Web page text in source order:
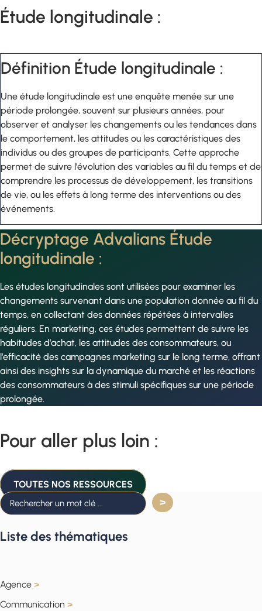
Étude longitudinale :
Définition Étude longitudinale :
Une étude longitudinale est une enquête menée sur une
période prolongée, souvent sur plusieurs années, pour
observer et analyser les changements ou les tendances dans
le comportement, les attitudes ou les caractéristiques des
individus ou des groupes de participants. Cette approche
permet de suivre l’évolution des variables au fil du temps et de
comprendre les processus de développement, les transitions
de vie, ou les effets à long terme des interventions ou des
événements.
Décryptage Advalians Étude
longitudinale :
Les études longitudinales sont utilisées pour examiner les
changements survenant dans une population donnée au fil du
temps, en collectant des données répétées à intervalles
réguliers. En marketing, ces études permettent de suivre les
habitudes d’achat, les attitudes des consommateurs, ou
l’efficacité des campagnes marketing sur le long terme, offrant
ainsi des insights sur la dynamique du marché et les réactions
des consommateurs à des stimuli spécifiques sur une période
prolongée.
Pour aller plus loin :
TOUTES NOS RESSOURCES
Liste des thématiques
Agence >
Communication >